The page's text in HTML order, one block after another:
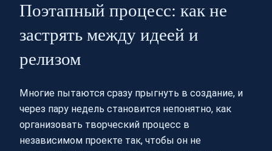
Поэтапный процесс: как не
застрять между идеей и
релизом
Многие пытаются сразу прыгнуть в создание, и
через пару недель становится непонятно, как
организовать творческий процесс в
независимом проекте так, чтобы он не